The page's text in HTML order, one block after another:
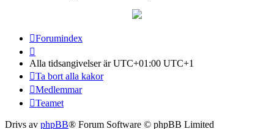
Forumindex
Alla tidsangivelser är UTC+01:00 UTC+1
Ta bort alla kakor
Medlemmar
Teamet
Drivs av phpBB® Forum Software © phpBB Limited